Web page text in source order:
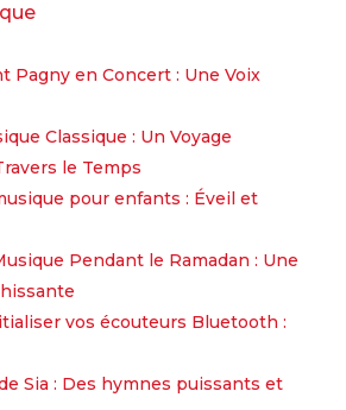
Pagny en Concert : Une Voix
Classique : Un Voyage
le Temps
pour enfants : Éveil et
Pendant le Ramadan : Une
vos écouteurs Bluetooth :
Sia : Des hymnes puissants et